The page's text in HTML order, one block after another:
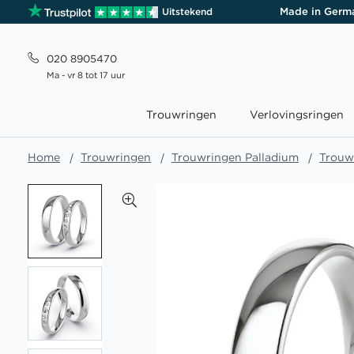
Uitstekend Made in
020 8905470
Ma - vr 8 tot 17 uur
Trouwringen Verlovingsringen
Home Trouwringen Trouwringen Palladium
naar
het
einde
van
afbeeldingen-
gallerij